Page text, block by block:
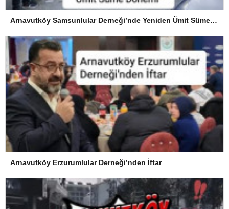
Arnavutköy Samsunlular Derneği’nde Yeniden Ümit Süme Dönemi
Arnavutköy Erzurumlular Derneği’nden İftar